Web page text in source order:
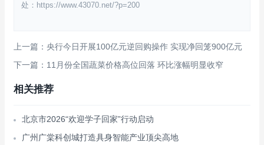
处：https://www.43070.net/?p=200
上一篇：央行今日开展100亿元逆回购操作 实现净回笼900亿元
下一篇：11月份全国蔬菜价格高位回落 环比涨幅明显收窄
相关推荐
北京市2026“欢迎学子回家”行动启动
广州广棠科创城打造具身智能产业顶尖高地